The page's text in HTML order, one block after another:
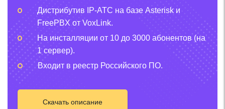
Дистрибутив IP-АТС на базе Asterisk и
FreePBX от VoxLink.
На инсталляции от 10 до 3000 абонентов (на
1 сервер).
Входит в реестр Российского ПО.
Скачать описание